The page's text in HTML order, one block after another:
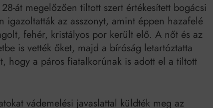
át megelőzően tiltott szert értékesített bogácsi
az asszonyt, amint éppen hazafelé
fehér, kristályos por került elő. A nőt és az
is vették őket, majd a bíróság letartóztatta
hogy a páros fiatalkorúnak is adott el a tiltott
vádemelési javaslattal küldték meg az